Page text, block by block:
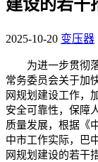
建设的若干
2025-10-20 变压器
为进一步贯彻
常务委员会关于加
网规划建设工作，
安全可靠性，保障
质量发展，根据《
中市工作实际，巴
网规划建设的若干